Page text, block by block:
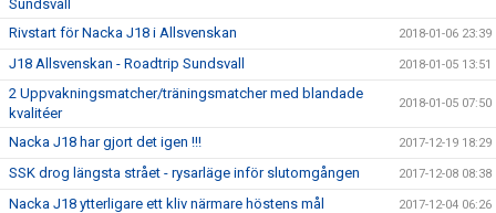
Sundsvall
Rivstart för Nacka J18 i Allsvenskan 2018-01-06 23:39
J18 Allsvenskan - Roadtrip Sundsvall 2018-01-05 13:51
2 Uppvakningsmatcher/träningsmatcher med blandade
kvalitéer
2018-01-05 07:50
Nacka J18 har gjort det igen !!! 2017-12-19 18:29
SSK drog längsta strået - rysarläge inför slutomgången 2017-12-08 08:38
Nacka J18 ytterligare ett kliv närmare höstens mål 2017-12-04 06:26